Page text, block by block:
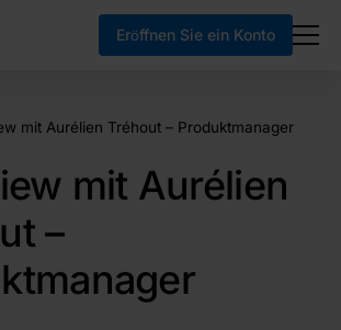
Eröffnen Sie ein Konto
mit Aurélien Tréhout – Produktmanager
mit Aurélien
–